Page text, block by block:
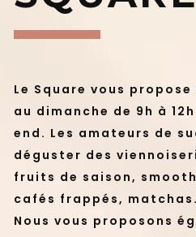
Le Square vous
au dimanche de 9h à
end. Les amateurs de
déguster des
fruits de saison,
cafés frappés,
Nous vous proposons